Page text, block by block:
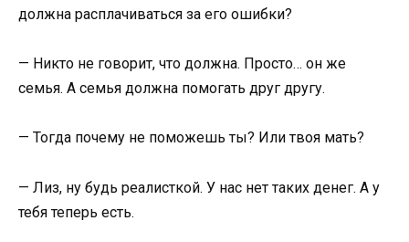
должна расплачиваться за его ошибки?
— Никто не говорит, что должна. Просто… он же
семья. А семья должна помогать друг другу.
— Тогда почему не поможешь ты? Или твоя мать?
— Лиз, ну будь реалисткой. У нас нет таких денег. А у
тебя теперь есть.